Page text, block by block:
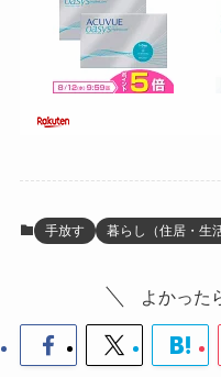
手放す 暮らし（住居・生
よかった